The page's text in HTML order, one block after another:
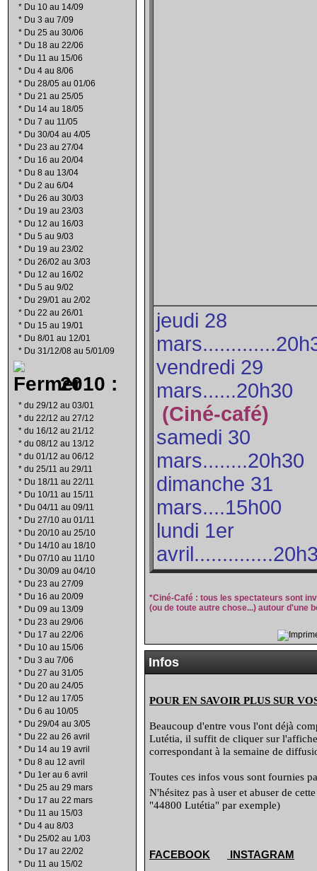
* Du 10 au 14/09
* Du 3 au 7/09
* Du 25 au 30/06
* Du 18 au 22/06
* Du 11 au 15/06
* Du 4 au 8/06
* Du 28/05 au 01/06
* Du 21 au 25/05
* Du 14 au 18/05
* Du 7 au 11/05
* Du 30/04 au 4/05
* Du 23 au 27/04
* Du 16 au 20/04
* Du 8 au 13/04
* Du 2 au 6/04
* Du 26 au 30/03
* Du 19 au 23/03
* Du 12 au 16/03
* Du 5 au 9/03
* Du 19 au 23/02
* Du 26/02 au 3/03
* Du 12 au 16/02
* Du 5 au 9/02
* Du 29/01 au 2/02
* Du 22 au 26/01
* Du 15 au 19/01
* Du 8/01 au 12/01
* Du 31/12/08 au 5/01/09
2010 :
* du 29/12 au 03/01
* du 22/12 au 27/12
* du 16/12 au 21/12
* du 08/12 au 13/12
* du 01/12 au 06/12
* du 25/11 au 29/11
* Du 18/11 au 22/11
* Du 10/11 au 15/11
* Du 04/11 au 09/11
* Du 27/10 au 01/11
* Du 20/10 au 25/10
* Du 14/10 au 18/10
* Du 07/10 au 11/10
* Du 30/09 au 04/10
* Du 23 au 27/09
* Du 16 au 20/09
* Du 09 au 13/09
* Du 23 au 29/06
* Du 17 au 22/06
* Du 10 au 15/06
* Du 3 au 7/06
* Du 27 au 31/05
* Du 20 au 24/05
* Du 12 au 17/05
* Du 6 au 10/05
* Du 29/04 au 3/05
* Du 22 au 26 avril
* Du 14 au 19 avril
* Du 8 au 12 avril
* Du 1er au 6 avril
* Du 25 au 29 mars
* Du 17 au 22 mars
* Du 11 au 15/03
* Du 4 au 8/03
* Du 25/02 au 1/03
* Du 17 au 22/02
* Du 11 au 15/02
jeudi 28
vendredi 29
mars......20h30
(Ciné-café)
samedi 30
mars........20h30
dimanche 31
mars....15h00
lundi 1er
*Ciné-Café : tous les spectateurs sont
(ou de toute autre chose...) autour d'une
Infos
POUR EN SAVOIR PLUS SUR
Beaucoup d'entre vous l'ont déjà
Lutétia, il suffit de cliquer sur l'affiche
correspondant à la semaine de
Toutes ces infos vous sont fournies
N'hésitez pas à user et abuser de
"44800 Lutétia" par exemple)
FACEBOOK INSTAGRAM